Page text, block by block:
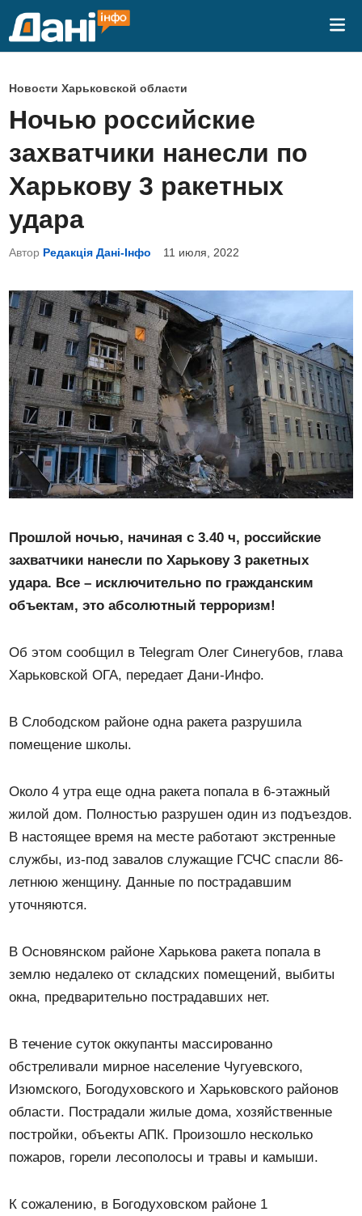
О
п
у
б
л
и
к
о
а
н
о
в
Новости Харьковской области
Ночью российские
захватчики нанесли по
Харькову 3 ракетных
удара
Автор Редакція Дані-Інфо 11 июля, 2022
Прошлой ночью, начиная с 3.40 ч, российские
захватчики нанесли по Харькову 3 ракетных
удара. Все – исключительно по гражданским
объектам, это абсолютный терроризм!
Об этом сообщил в Telegram Олег Синегубов, глава
Харьковской ОГА, передает Дани-Инфо.
В Слободском районе одна ракета разрушила
помещение школы.
Около 4 утра еще одна ракета попала в 6-этажный
жилой дом. Полностью разрушен один из подъездов.
В настоящее время на месте работают экстренные
службы, из-под завалов служащие ГСЧС спасли 86-
летнюю женщину. Данные по пострадавшим
уточняются.
В Основянском районе Харькова ракета попала в
землю недалеко от складских помещений, выбиты
окна, предварительно пострадавших нет.
В течение суток оккупанты массированно
обстреливали мирное население Чугуевского,
Изюмского, Богодуховского и Харьковского районов
области. Пострадали жилые дома, хозяйственные
постройки, объекты АПК. Произошло несколько
пожаров, горели лесополосы и травы и камыши.
К сожалению, в Богодуховском районе 1